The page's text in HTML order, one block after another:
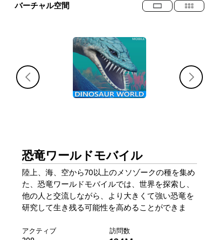
バーチャル空間
恐竜ワールドモバイル
陸上、海、空から70以上のメソゾークの種を集め
た、恐竜ワールドモバイルでは、世界を探索し、
他の人と交流しながら、より大きくて強い恐竜を
研究して生き残る可能性を高めることができま
アクティブ
訪問数
アクティブ
訪問数
アクティブ
訪問数
アクティブ
訪問数